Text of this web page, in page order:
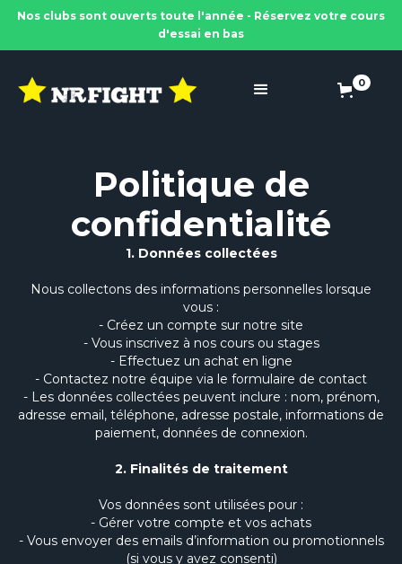
Nos clubs sont ouverts toute l'année - Réservez votre cours
d'essai en bas
0
Politique de
confidentialité
1. Données collectées
Nous collectons des informations personnelles lorsque
vous :
- Créez un compte sur notre site
- Vous inscrivez à nos cours ou stages
- Effectuez un achat en ligne
- Contactez notre équipe via le formulaire de contact
- Les données collectées peuvent inclure : nom, prénom,
adresse email, téléphone, adresse postale, informations de
paiement, données de connexion.
2. Finalités de traitement
Vos données sont utilisées pour :
- Gérer votre compte et vos achats
- Vous envoyer des emails d’information ou promotionnels
(si vous y avez consenti)